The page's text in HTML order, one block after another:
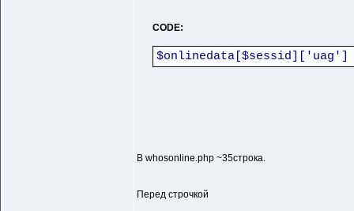
CODE:
$onlinedata[$sessid]['uag'] =
В whosonline.php ~35строка.
Перед строчкой